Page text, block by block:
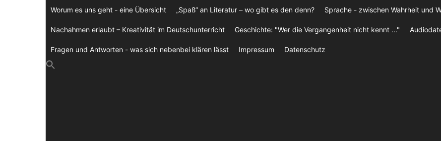
Worum es uns geht - eine Übersicht „Spaß“ an Literatur – wo gibt es den denn? Sprache - zwischen Wahrheit und
Nachahmen erlaubt – Kreativität im Deutschunterricht Geschichte: "Wer die Vergangenheit nicht kennt ..."
Fragen und Antworten - was sich nebenbei klären lässt Impressum Datenschutz